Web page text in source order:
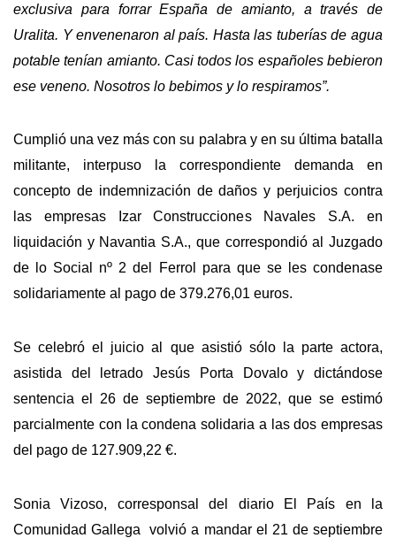
exclusiva para forrar España de amianto, a través de
Uralita. Y envenenaron al país. Hasta las tuberías de agua
potable tenían amianto. Casi todos los españoles bebieron
ese veneno. Nosotros lo bebimos y lo respiramos”.
Cumplió una vez más con su palabra y en su última batalla
militante, interpuso la correspondiente demanda en
concepto de indemnización de daños y perjuicios contra
las empresas Izar Construcciones Navales S.A. en
liquidación y Navantia S.A., que correspondió al Juzgado
de lo Social nº 2 del Ferrol para que se les condenase
solidariamente al pago de 379.276,01 euros.
Se celebró el juicio al que asistió sólo la parte actora,
asistida del letrado Jesús Porta Dovalo y dictándose
sentencia el 26 de septiembre de 2022, que se estimó
parcialmente con la condena solidaria a las dos empresas
del pago de 127.909,22 €.
Sonia Vizoso, corresponsal del diario El País en la
Comunidad Gallega volvió a mandar el 21 de septiembre